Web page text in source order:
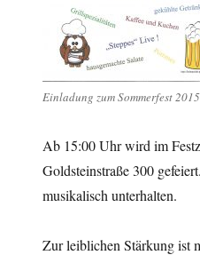
Einladung zum Sommerfest 2015
Ab 15:00 Uhr wird im
Goldsteinstraße 300
musikalisch unterhalten.
Zur leiblichen Stärkung ist